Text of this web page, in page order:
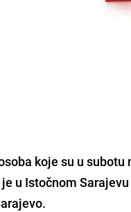
koje su u subotu
u Istočnom